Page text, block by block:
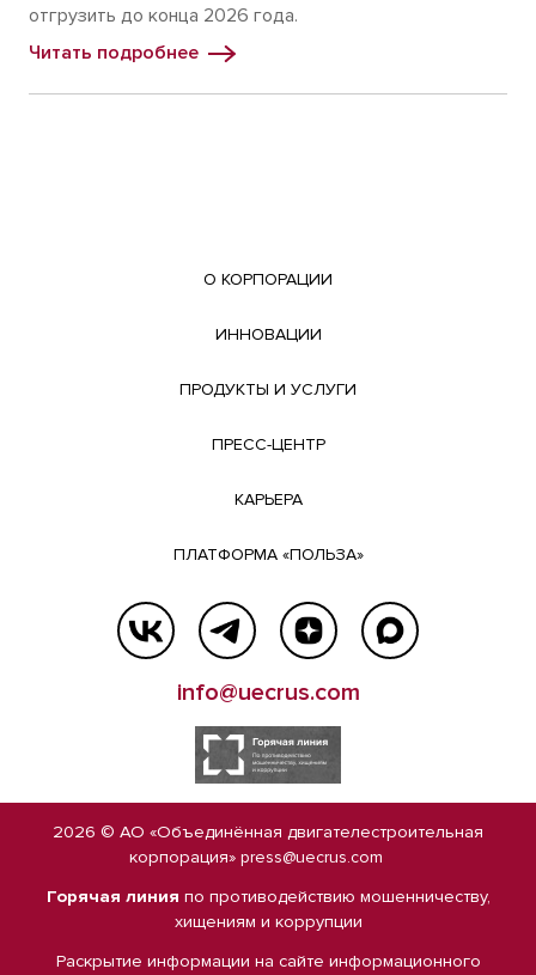
отгрузить до конца 2026 года.
Читать подробнее
О КОРПОРАЦИИ
ИННОВАЦИИ
ПРОДУКТЫ И УСЛУГИ
ПРЕСС-ЦЕНТР
КАРЬЕРА
ПЛАТФОРМА «ПОЛЬЗА»
info@uecrus.com
2026 © АО «Объединённая двигателестроительная
корпорация» press@uecrus.com
Горячая линия по противодействию мошенничеству,
хищениям и коррупции
Раскрытие информации на сайте информационного